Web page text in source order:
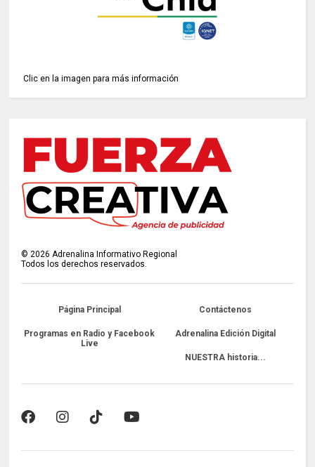
Clic en la imagen para más información
©2026 Adrenalina Informativo Regional
Todos los derechos reservados.
Página Principal Contáctenos
Programas en Radio y Facebook
Live
Adrenalina Edición Digital
NUESTRA historia...